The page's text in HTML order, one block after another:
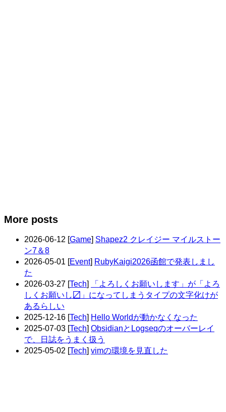
More posts
2026-06-12 [Game] Shapez2 クレイジー マイルストー
ン7＆8
2026-05-01 [Event] RubyKaigi2026函館で発表しまし
た
2026-03-27 [Tech]
「よろしくお願いします」が「よろ
しくお願いし〼」になってしまうタイプの文字化けが
あるらしい
2025-12-16 [Tech] Hello Worldが動かなくなった
2025-07-03 [Tech] ObsidianとLogseqのオーバーレイ
で、日誌をうまく扱う
2025-05-02 [Tech] vimの環境を見直した